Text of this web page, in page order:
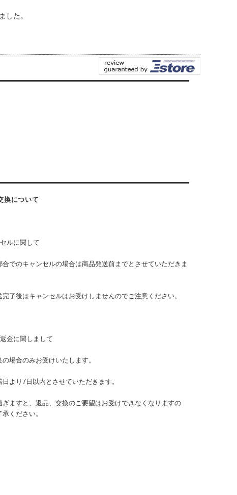
した。
換について
ルに関して
合でのキャンセルの場合は商品発送前までとさせていただきま
完了後はキャンセルはお受けしませんのでご注意ください。
金に関しまして
の場合のみお受けいたします。
日より7日以内とさせていただきます。
ぎますと、返品、交換のご要望はお受けできなくなりますの
ください。